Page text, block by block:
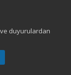
duyurulardan